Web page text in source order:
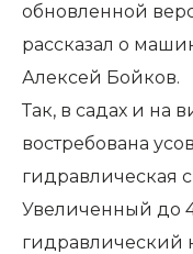
обновленной
рассказал о
Алексей Бойков.
Так, в садах и на
востребована
гидравлическая
Увеличенный до
гидравлический